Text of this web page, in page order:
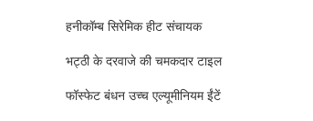
हनीकॉम्ब सिरेमिक हीट संचायक
भट्ठी के दरवाजे की चमकदार टाइल
फॉस्फेट बंधन उच्च एल्यूमीनियम ईंटें